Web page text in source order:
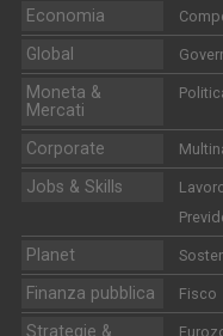
Economia
Global
Moneta &
Mercati
Corporate
Jobs & Skills
Planet
Finanza pubblica Fisco
Strategie &